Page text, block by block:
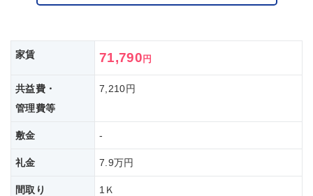
家賃 71,790円
共益費・
管理費等
7,210円
敷金 -
礼金 7.9万円
間取り 1Ｋ